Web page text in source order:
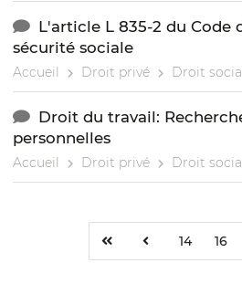
L'article L 835-2 du Code
sécurité sociale
Accueil Droit privé Droit
Droit du travail:
personnelles
Accueil Droit privé Droit
14 16